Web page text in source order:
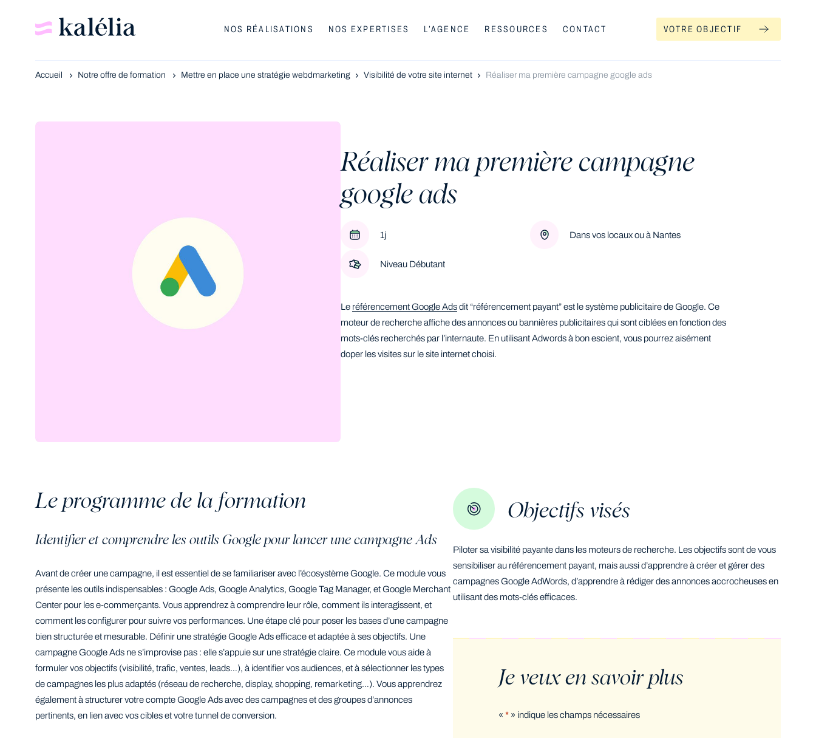
NOS RÉALISATIONS NOS EXPERTISES L’AGENCE RESSOURCES CONTACT VOTRE OBJECTIF
Accueil Notre offre de formation Mettre en place une stratégie webdmarketing Visibilité de votre site internet Réaliser ma première campagne google ads
Réaliser ma première campagne
google ads
1j Dans vos locaux ou à Nantes
Niveau Débutant
Le référencement Google Adsdit “référencement payant” est le système publicitaire de Google. Ce
moteur de recherche affiche des annonces ou bannières publicitaires qui sont ciblées en fonction des
mots-clés recherchés par l’internaute. En utilisant Adwords à bon escient, vous pourrez aisément
doper les visites sur le site internet choisi.
Le programme de la formation
Identifier et comprendre les outils Google pour lancer une campagne Ads
Avant de créer une campagne, il est essentiel de se familiariser avec l’écosystème Google. Ce module vous
présente les outils indispensables : Google Ads, Google Analytics, Google Tag Manager, et Google Merchant
Center pour les e-commerçants. Vous apprendrez à comprendre leur rôle, comment ils interagissent, et
comment les configurer pour suivre vos performances. Une étape clé pour poser les bases d’une campagne
bien structurée et mesurable. Définir une stratégie Google Ads efficace et adaptée à ses objectifs. Une
campagne Google Ads ne s’improvise pas : elle s’appuie sur une stratégie claire. Ce module vous aide à
formuler vos objectifs (visibilité, trafic, ventes, leads…), à identifier vos audiences, et à sélectionner les types
de campagnes les plus adaptés (réseau de recherche, display, shopping, remarketing…). Vous apprendrez
également à structurer votre compte Google Ads avec des campagnes et des groupes d’annonces
pertinents, en lien avec vos cibles et votre tunnel de conversion.
Objectifs visés
Piloter sa visibilité payante dans les moteurs de recherche. Les objectifs sont de vous
sensibiliser au référencement payant, mais aussi d’apprendre à créer et gérer des
campagnes Google AdWords, d’apprendre à rédiger des annonces accrocheuses en
utilisant des mots-clés efficaces.
Je veux en savoir plus
« *» indique les champs nécessaires